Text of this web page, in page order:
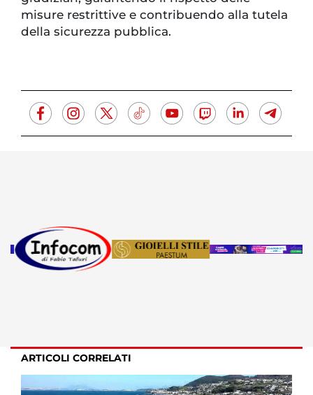
misure restrittive e contribuendo alla tutela
della sicurezza pubblica.
ARTICOLI CORRELATI